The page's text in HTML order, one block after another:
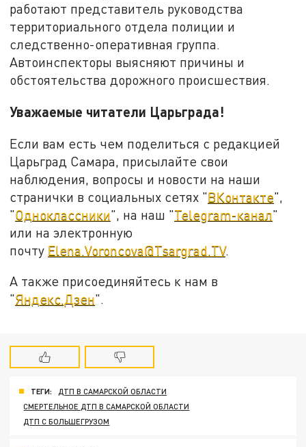
работают представитель руководства
территориального отдела полиции и
следственно-оперативная группа.
Автоинспекторы выясняют причины и
обстоятельства дорожного происшествия.
Уважаемые читатели Царьграда!
Если вам есть чем поделиться с редакцией
Царьград Самара, присылайте свои
наблюдения, вопросы и новости на наши
странички в социальных сетях "ВКонтакте",
"Одноклассники", на наш "Telegram-канал"
или на электронную
почту Elena.Voroncova@Tsargrad.TV.
А также присоединяйтесь к нам в
"Яндекс.Дзен".
ТЕГИ:
ДТП В САМАРСКОЙ ОБЛАСТИ
СМЕРТЕЛЬНОЕ ДТП В САМАРСКОЙ ОБЛАСТИ
ДТП С БОЛЬШЕГРУЗОМ